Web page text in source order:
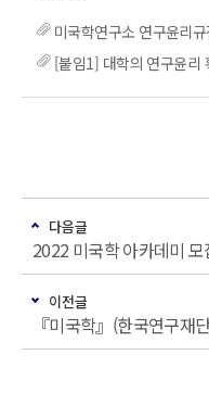
미국학연구소 연구윤리
[붙임1] 대학의 연구윤리
다음글
2022 미국학 아카데미
이전글